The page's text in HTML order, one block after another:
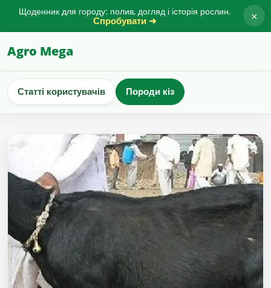
Щоденник для городу: полив, догляд і історія рослин.
Спробувати ➜ ×
Agro Mega
Статті користувачів Породи кіз